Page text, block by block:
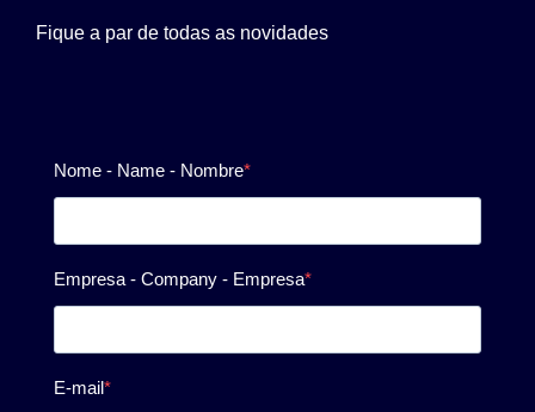
Fique a par de todas as novidades